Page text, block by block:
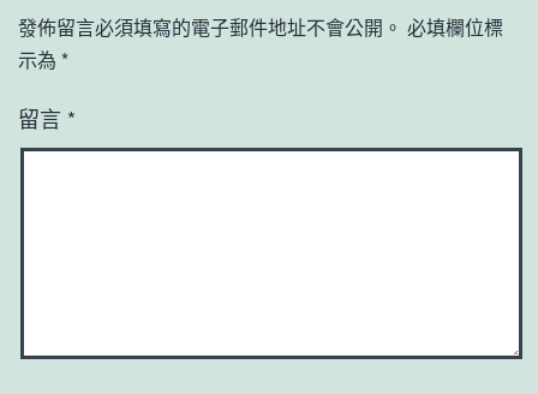
發佈留言必須填寫的電子郵件地址不會公開。 必填欄位標
示為 *
留言 *